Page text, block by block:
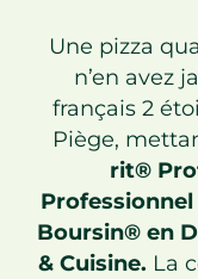
Une pizza
n’en avez
français 2
Piège,
rit®
Professionnel
Boursin® en
& Cuisine. La